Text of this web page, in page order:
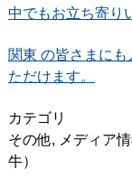
中でもお立ち寄り
関東 の皆さまに
ただけます。
カテゴリ
その他, メディア
牛）